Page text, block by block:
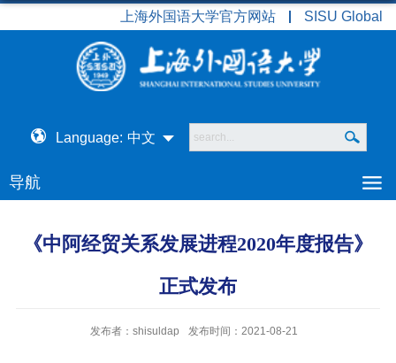
上海外国语大学官方网站 SISU Global
Language: 中文
导航
《中阿经贸关系发展进程2020年度报告》
正式发布
发布者：shisuldap 发布时间：2021-08-21